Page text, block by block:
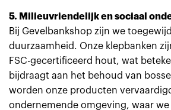
5. Milieuvriendelijk en sociaal
Bij Gevelbankshop zijn we
duurzaamheid. Onze klepbanken
FSC-gecertificeerd hout, wat
bijdraagt aan het behoud van
worden onze producten
ondernemende omgeving, waar